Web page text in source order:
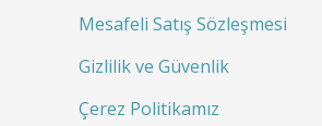
Mesafeli Satış Sözleşmesi
Gizlilik ve Güvenlik
Çerez Politikamız